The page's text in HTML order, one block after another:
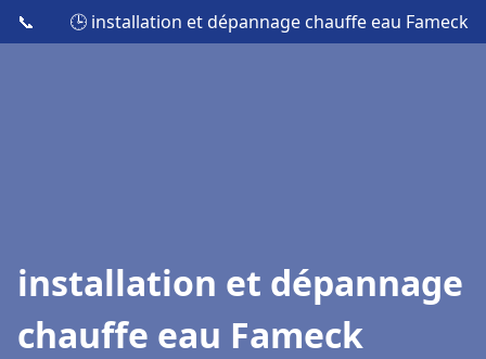
📞 🕒 installation et dépannage chauffe eau Fameck
installation et dépannage
chauffe eau Fameck